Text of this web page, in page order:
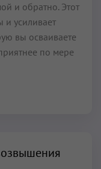
и обратно. Этот
и усиливает
вы осваиваете
по мере